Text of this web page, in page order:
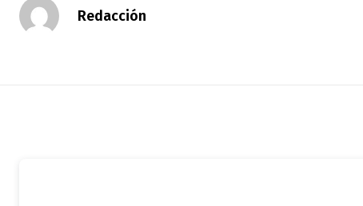
Redacción